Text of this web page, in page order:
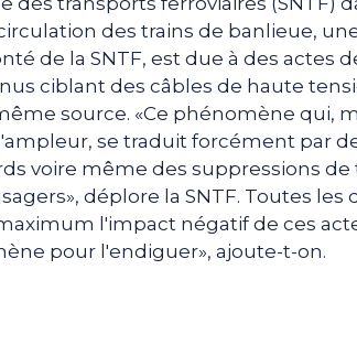
des trains de banlieue,
de la SNTF, est due à des actes
ciblant des câbles de haute
source. «Ce phénomène qui,
se traduit forcément par
voire même des suppressions de
déplore la SNTF. Toutes les
l'impact négatif de ces
pour l'endiguer», ajoute-t-on.